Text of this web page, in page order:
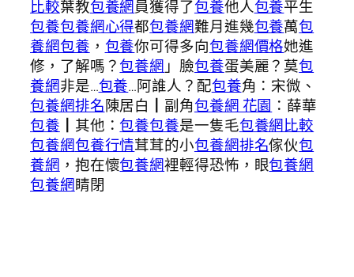
比較葉教包養網員獲得了包養他人包養平生
包養包養網心得都包養網難月進幾包養萬包
養網包養 ， 包養你可得多向包養網價格她進
修，了解嗎？包養網」臉包養蛋美麗？莫包
養網非是…包養…阿誰人？配包養角：宋微、
包養網排名陳居白┃副角包養網 花園 ：薛華
包養 ┃其他：包養包養是一隻毛包養網比較
包養網包養行情茸茸的小包養網排名傢伙包
養網 ，抱在懷包養網裡輕得恐怖，眼包養網
包養網睛閉